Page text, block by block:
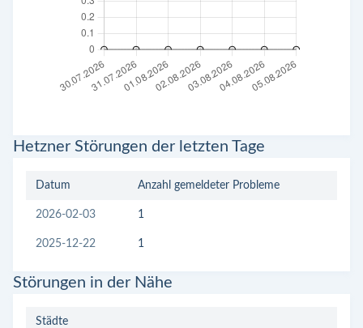
Hetzner Störungen der letzten Tage
Datum Anzahl gemeldeter Probleme
2026-02-03 1
2025-12-22 1
Störungen in der Nähe
Städte